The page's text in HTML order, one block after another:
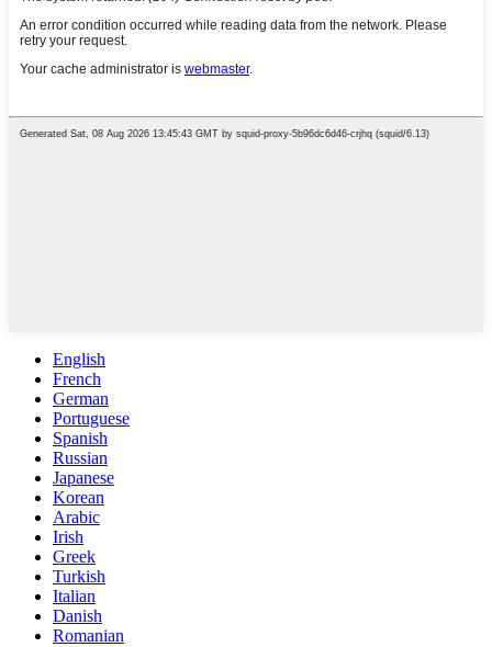
English
French
German
Portuguese
Spanish
Russian
Japanese
Korean
Arabic
Irish
Greek
Turkish
Italian
Danish
Romanian